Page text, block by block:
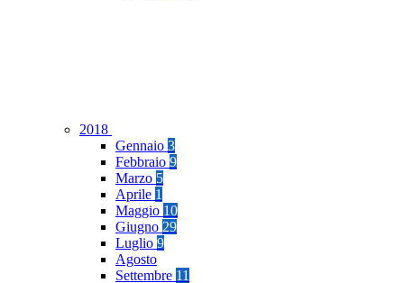
2018
Gennaio 3
Febbraio 9
Marzo 5
Aprile 1
Maggio 10
Giugno 29
Luglio 9
Agosto
Settembre 11